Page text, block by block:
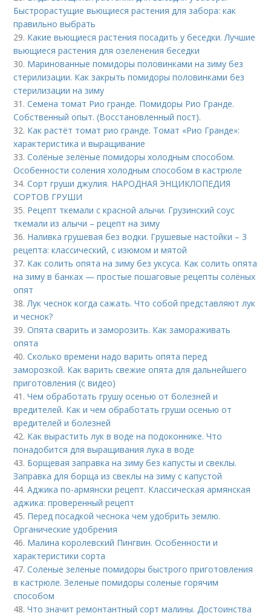
Быстрорастущие вьющиеся растения для забора: как
правильно выбрать
29. Какие вьющиеся растения посадить у беседки. Лучшие
вьющиеся растения для озеленения беседки
30. Маринованные помидоры половинками на зиму без
стерилизации. Как закрыть помидоры половинками без
стерилизации на зиму
31.Семена томат Рио гранде. Помидоры Рио Гранде.
Собственный опыт. (Восстановленный пост).
32. Как растёт томат рио гранде. Томат «Рио Гранде»:
характеристика и выращивание
33.Солёные зелёные помидоры холодным способом.
Особенности соления холодным способом в кастрюле
34.Сорт груши джулия. НАРОДНАЯ ЭНЦИКЛОПЕДИЯ
СОРТОВ ГРУШИ
35. Рецепт ткемали с красной алычи. Грузинский соус
ткемали из алычи – рецепт на зиму
36. Наливка грушевая без водки. Грушевые настойки – 3
рецепта: классический, с изюмом и мятой
37. Как солить опята на зиму без уксуса. Как солить опята
на зиму в банках — простые пошаговые рецепты солёных
опят
38.Лук чеснок когда сажать. Что собой представляют лук
и чеснок?
39.Опята сварить и заморозить. Как замораживать
опята
40.Сколько времени надо варить опята перед
заморозкой. Как варить свежие опята для дальнейшего
приготовления (с видео)
41.Чем обработать грушу осенью от болезней и
вредителей. Как и чем обработать груши осенью от
вредителей и болезней
42. Как вырастить лук в воде на подоконнике. Что
понадобится для выращивания лука в воде
43. Борщевая заправка на зиму без капусты и свеклы.
Заправка для борща из свеклы на зиму с капустой
44.Аджика по-армянски рецепт. Классическая армянская
аджика: проверенный рецепт
45. Перед посадкой чеснока чем удобрить землю.
Органические удобрения
46. Малина королевский Пингвин. Особенности и
характеристики сорта
47.Соленые зеленые помидоры быстрого приготовления
в кастрюле. Зеленые помидоры соленые горячим
способом
48.Что значит ремонтантный сорт малины. Достоинства